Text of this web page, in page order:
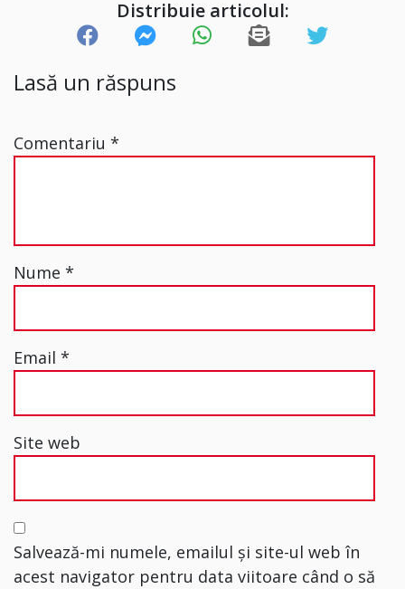
Distribuie articolul:
Lasă un răspuns
Comentariu *
Nume *
Email *
Site web
Salvează-mi numele, emailul și site-ul web în
acest navigator pentru data viitoare când o să